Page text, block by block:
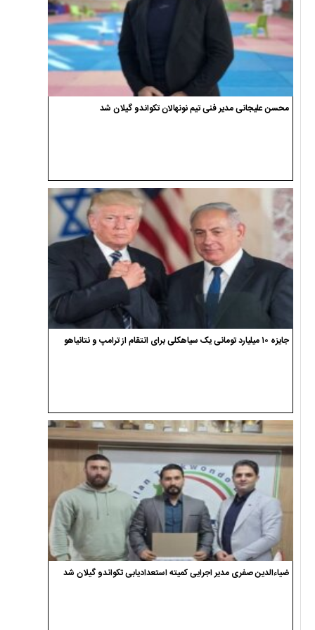
محسن علیجانی مدیر فنی تیم نونهالان تکواندو گیلان شد
جایزه ۱۰ میلیارد تومانی یک سیاهکلی برای انتقام از ترامپ و نتانیاهو
ضیاءالدین صفری مدیر اجرایی کمیته استعدادیابی تکواندو گیلان شد